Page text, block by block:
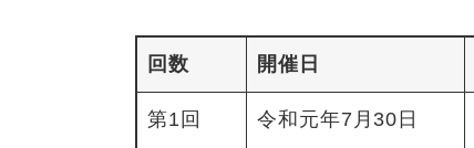
回数 開催日
第1回 令和元年7月30日